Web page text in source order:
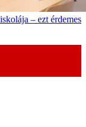
– ezt érdemes